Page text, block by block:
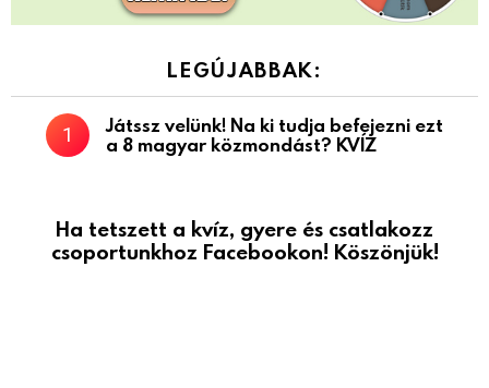
LEGÚJABBAK:
Játssz velünk! Na ki tudja befejezni ezt
a 8 magyar közmondást? KVÍZ
Ha tetszett a kvíz, gyere és csatlakozz
csoportunkhoz Facebookon! Köszönjük!